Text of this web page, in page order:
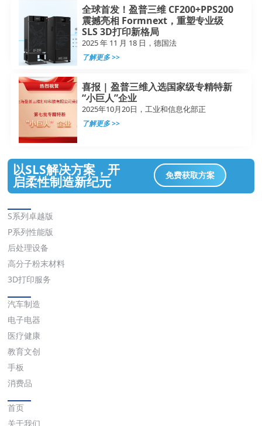
全球首发！盈普三维 CF200+PPS200
震撼亮相 Formnext，重塑专业级
SLS 3D打印新格局
2025 年 11 月 18 日，德国法
了解更多 >>
喜报 | 盈普三维入选国家级专精特新
“小巨人”企业
2025年10月20日，工业和信息化部正
了解更多 >>
以SLS解决方案，开
启柔性制造新纪元 免费获取方案
S系列卓越版
P系列性能版
后处理设备
高分子粉末材料
3D打印服务
汽车制造
电子电器
医疗健康
教育文创
手板
消费品
首页
关于我们